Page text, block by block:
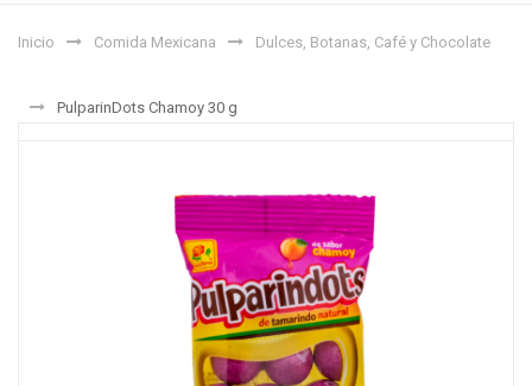
Inicio Comida Mexicana Dulces, Botanas, Café y Chocolate
PulparinDots Chamoy 30 g